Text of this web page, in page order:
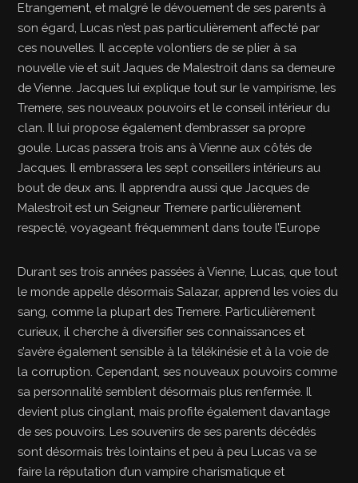
Etrangement, et malgré le dévouement de ses parents à
son égard, Lucas n’est pas particulièrement affecté par
ces nouvelles. Il accepte volontiers de se plier à sa
nouvelle vie et suit Jaques de Malestroit dans sa demeure
de Vienne. Jacques lui explique tout sur le vampirisme, les
Tremere, ses nouveaux pouvoirs et le conseil intérieur du
clan. Il lui propose également d’embrasser sa propre
goule. Lucas passera trois ans à Vienne aux côtés de
Jacques. Il embrassera les sept conseillers intérieurs au
bout de deux ans. Il apprendra aussi que Jacques de
Malestroit est un Seigneur Tremere particulièrement
respecté, voyageant fréquemment dans toute l’Europe
Durant ses trois années passées à Vienne, Lucas, que tout
le monde appelle désormais Salazar, apprend les voies du
sang, comme la plupart des Tremere. Particulièrement
curieux, il cherche à diversifier ses connaissances et
s’avère également sensible à la télékinésie et à la voie de
la corruption. Cependant, ses nouveaux pouvoirs comme
sa personnalité semblent désormais plus renfermée. Il
devient plus cinglant, mais profite également davantage
de ses pouvoirs. Les souvenirs de ses parents décédés
sont désormais très lointains et peu à peu Lucas va se
faire la réputation d’un vampire charismatique et